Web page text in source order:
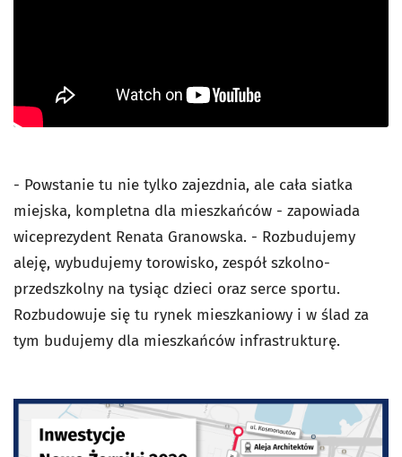
- Powstanie tu nie tylko zajezdnia, ale cała siatka
miejska, kompletna dla mieszkańców - zapowiada
wiceprezydent Renata Granowska. - Rozbudujemy
aleję, wybudujemy torowisko, zespół szkolno-
przedszkolny na tysiąc dzieci oraz serce sportu.
Rozbudowuje się tu rynek mieszkaniowy i w ślad za
tym budujemy dla mieszkańców infrastrukturę.